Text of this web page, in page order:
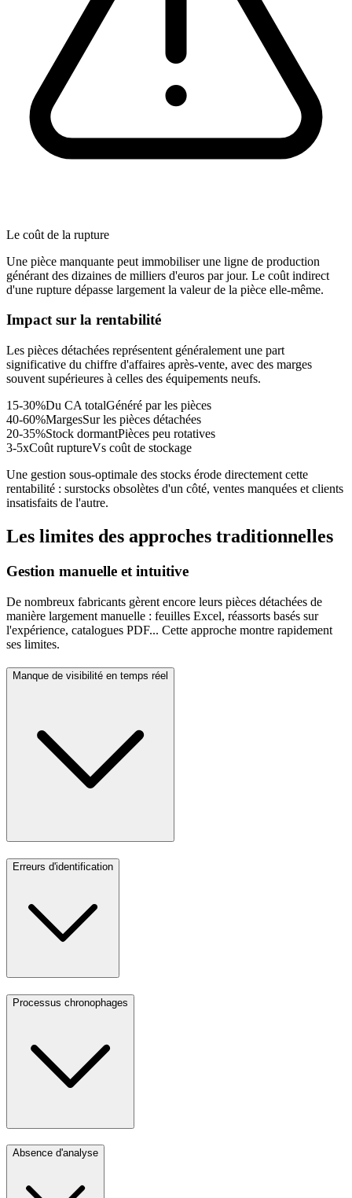
Le coût de la rupture
Une pièce manquante peut immobiliser une ligne de production
générant des dizaines de milliers d'euros par jour. Le coût indirect
d'une rupture dépasse largement la valeur de la pièce elle-même.
Impact sur la rentabilité
Les pièces détachées représentent généralement une part
significative du chiffre d'affaires après-vente, avec des marges
souvent supérieures à celles des équipements neufs.
15-30%Du CA totalGénéré par les pièces
40-60%MargesSur les pièces détachées
20-35%Stock dormantPièces peu rotatives
3-5xCoût ruptureVs coût de stockage
Une gestion sous-optimale des stocks érode directement cette
rentabilité : surstocks obsolètes d'un côté, ventes manquées et clients
insatisfaits de l'autre.
Les limites des approches traditionnelles
Gestion manuelle et intuitive
De nombreux fabricants gèrent encore leurs pièces détachées de
manière largement manuelle : feuilles Excel, réassorts basés sur
l'expérience, catalogues PDF... Cette approche montre rapidement
ses limites.
Manque de visibilité en temps réel
Erreurs d'identification
Processus chronophages
Absence d'analyse